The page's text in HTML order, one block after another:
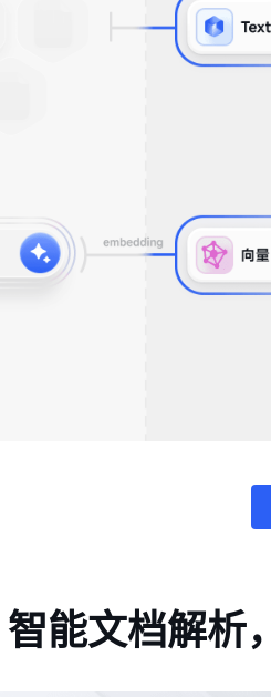
能文档解析